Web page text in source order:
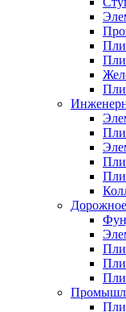
Дорожное